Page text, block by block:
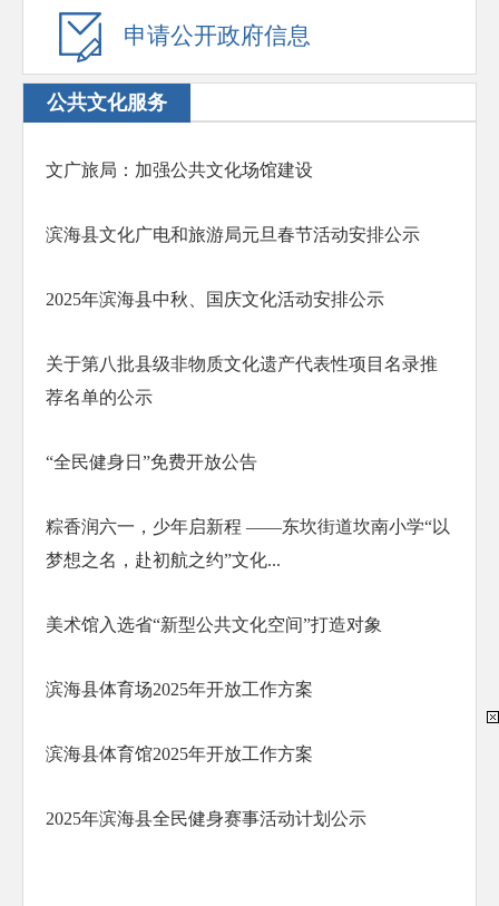
申请公开政府信息
公共文化服务
文广旅局：加强公共文化场馆建设
滨海县文化广电和旅游局元旦春节活动安排公示
2025年滨海县中秋、国庆文化活动安排公示
关于第八批县级非物质文化遗产代表性项目名录推
荐名单的公示
“全民健身日”免费开放公告
粽香润六一，少年启新程 ——东坎街道坎南小学“以
梦想之名，赴初航之约”文化...
美术馆入选省“新型公共文化空间”打造对象
滨海县体育场2025年开放工作方案
滨海县体育馆2025年开放工作方案
2025年滨海县全民健身赛事活动计划公示